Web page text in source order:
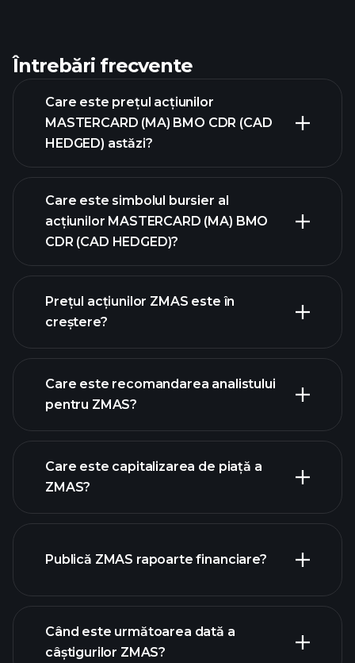
Întrebări frecvente
Care este prețul acțiunilor
MASTERCARD (MA) BMO CDR (CAD
HEDGED) astăzi?
graficul
avansat
Care este simbolul bursier al
acțiunilor MASTERCARD (MA) BMO
CDR (CAD HEDGED)?
Prețul acțiunilor ZMAS este în
creștere?
graficul ZMAS
Care este recomandarea analistului
pentru ZMAS?
Care este capitalizarea de piață a
ZMAS?
lista noastră de acțiuni
Publică ZMAS rapoarte financiare?
finanțele ZMAS
Când este următoarea dată a
câștigurilor ZMAS?